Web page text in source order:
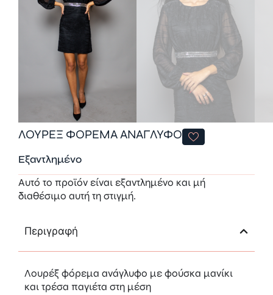
ΛΟΥΡΕΞ ΦΟΡΕΜΑ ΑΝΑΓΛΥΦΟ
Εξαντλημένο
Αυτό το προϊόν είναι εξαντλημένο και μή
διαθέσιμο αυτή τη στιγμή.
Περιγραφή
Λουρέξ φόρεμα ανάγλυφο με φούσκα μανίκι
και τρέσα παγιέτα στη μέση